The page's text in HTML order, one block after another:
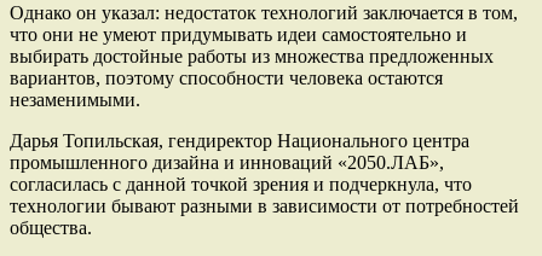
Однако он указал: недостаток технологий заключается в том,
что они не умеют придумывать идеи самостоятельно и
выбирать достойные работы из множества предложенных
вариантов, поэтому способности человека остаются
незаменимыми.
Дарья Топильская, гендиректор Национального центра
промышленного дизайна и инноваций «2050.ЛАБ»,
согласилась с данной точкой зрения и подчеркнула, что
технологии бывают разными в зависимости от потребностей
общества.